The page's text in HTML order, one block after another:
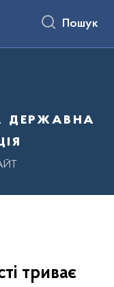
Пошук
державна
триває